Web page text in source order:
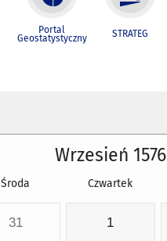
Portal
Geostatystyczny STRATEG
Wrzesień 1576
Środa Czwartek
31 1